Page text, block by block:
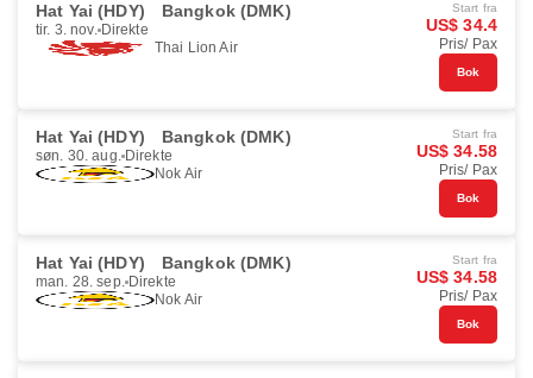
Hat Yai (HDY) Bangkok (DMK)
tir. 3. nov. Direkte
Thai Lion Air
Start fra
US$ 34.4
Pris/ Pax
Bok
Hat Yai (HDY) Bangkok (DMK)
søn. 30. aug. Direkte
Nok Air
Start fra
US$ 34.58
Pris/ Pax
Bok
Hat Yai (HDY) Bangkok (DMK)
man. 28. sep. Direkte
Nok Air
Start fra
US$ 34.58
Pris/ Pax
Bok